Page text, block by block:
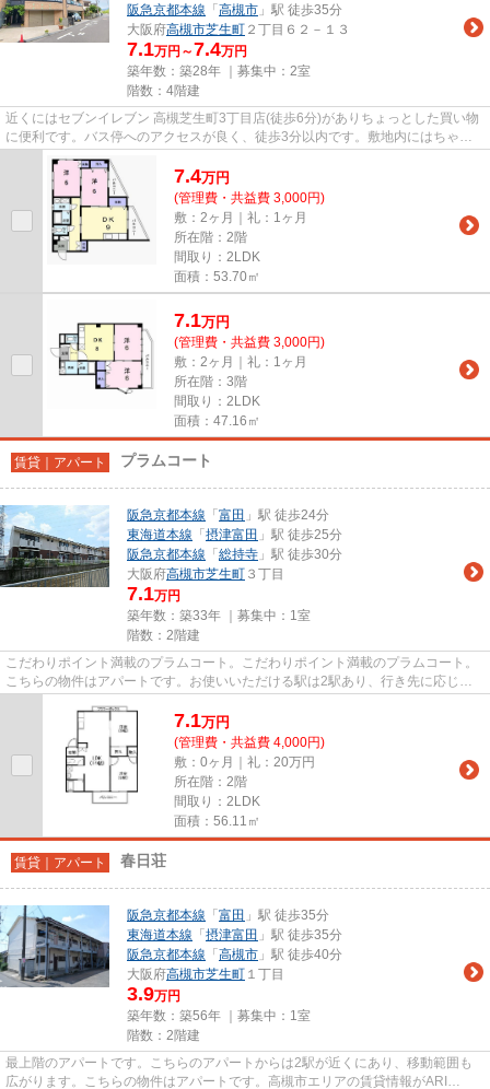
阪急京都本線 「 高槻市 」駅 徒歩35分
大阪府高槻市芝生町 ２丁目６２－１３
7.1万円～7.4万円
築年数：築28年 ｜募集中： 2室
階数：4階建
近くにはセブンイレブン 高槻芝生町3丁目店(徒歩6分)がありちょっとした買い物
に便利です。バス停へのアクセスが良く、徒歩3分以内です。敷地内にはちゃん
とごみ置き場もあります。陽...
7.4万円
(管理費・共益費 3,000円)
敷：2ヶ月｜礼：1ヶ月
所在階：2階
間取り：2LDK
面積：53.70㎡
7.1万円
(管理費・共益費 3,000円)
敷：2ヶ月｜礼：1ヶ月
所在階：3階
間取り：2LDK
面積：47.16㎡
賃貸｜アパート プラムコート
阪急京都本線 「 富田 」駅 徒歩24分
東海道本線 「 摂津富田 」駅 徒歩25分
阪急京都本線 「 総持寺 」駅 徒歩30分
大阪府高槻市芝生町 ３丁目
7.1万円
築年数：築33年 ｜募集中： 1室
階数：2階建
こだわりポイント満載のプラムコート。こだわりポイント満載のプラムコート。
こちらの物件はアパートです。お使いいただける駅は2駅あり、行き先に応じて
7.1万円
(管理費・共益費 4,000円)
敷：0ヶ月｜礼：20万円
所在階：2階
間取り：2LDK
面積：56.11㎡
賃貸｜アパート 春日荘
阪急京都本線 「 富田 」駅 徒歩35分
東海道本線 「 摂津富田 」駅 徒歩35分
阪急京都本線 「 高槻市 」駅 徒歩40分
大阪府高槻市芝生町 １丁目
3.9万円
築年数：築56年 ｜募集中： 1室
階数：2階建
最上階のアパートです。こちらのアパートからは2駅が近くにあり、移動範囲も
広がります。こちらの物件はアパートです。高槻市エリアの賃貸情報がARI